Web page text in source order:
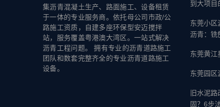
集沥青混凝土生产、路面施工、设备租赁
于一体的专业服务商。依托母公司市政/公
路施工资质，自建多座环保型安迈搅拌
站，服务覆盖粤港澳大湾区。一站式解决
沥青工程问题。 拥有专业的沥青道路施工
团队和数套完整齐全的专业沥青道路施工
设备。
到大项目
东莞小区
沥青：铣
东莞黄江
东莞园区
旧水泥
固？6步